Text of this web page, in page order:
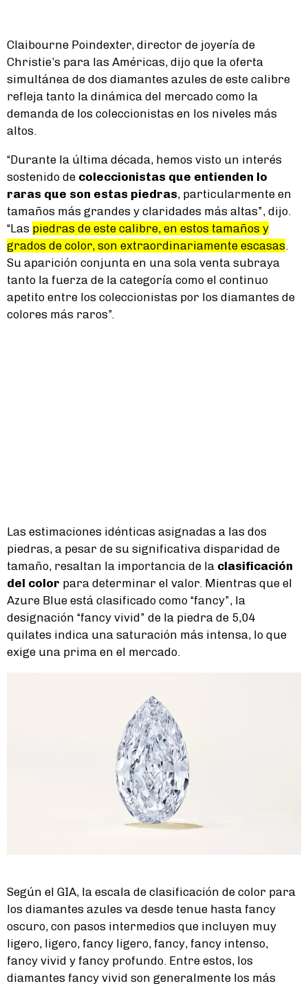
Claibourne Poindexter, director de joyería de
Christie’s para las Américas, dijo que la oferta
simultánea de dos diamantes azules de este calibre
refleja tanto la dinámica del mercado como la
demanda de los coleccionistas en los niveles más
altos.
“Durante la última década, hemos visto un interés
sostenido de coleccionistas que entienden lo
raras que son estas piedras, particularmente en
tamaños más grandes y claridades más altas”, dijo.
“Las piedras de este calibre, en estos tamaños y
grados de color, son extraordinariamente escasas
Su aparición conjunta en una sola venta subraya
tanto la fuerza de la categoría como el continuo
apetito entre los coleccionistas por los diamantes de
colores más raros”.
Las estimaciones idénticas asignadas a las dos
piedras, a pesar de su significativa disparidad de
tamaño, resaltan la importancia de la clasificación
del color para determinar el valor. Mientras que el
Azure Blue está clasificado como “fancy”, la
designación “fancy vivid” de la piedra de 5,04
quilates indica una saturación más intensa, lo que
exige una prima en el mercado.
Según el GIA, la escala de clasificación de color para
los diamantes azules va desde tenue hasta fancy
oscuro, con pasos intermedios que incluyen muy
ligero, ligero, fancy ligero, fancy, fancy intenso,
fancy vivid y fancy profundo. Entre estos, los
diamantes fancy vivid son generalmente los más